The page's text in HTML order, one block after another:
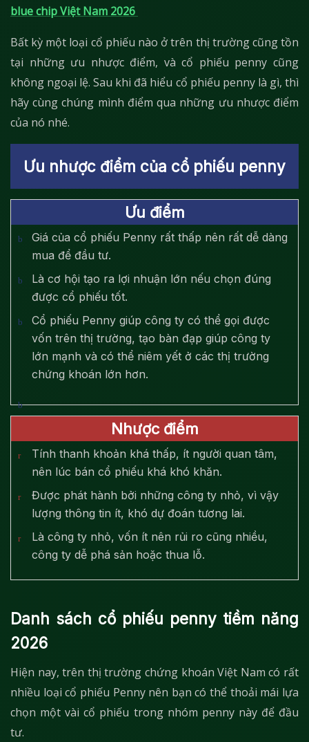
blue chip Việt Nam 2026
Bất kỳ một loại cổ phiếu nào ở trên thị trường cũng tồn
tại những ưu nhược điểm, và cổ phiếu penny cũng
không ngoại lệ. Sau khi đã hiểu cổ phiếu penny là gì, thì
hãy cùng chúng mình điểm qua những ưu nhược điểm
của nó nhé.
Ưu nhược điểm của cổ phiếu penny
Ưu điểm
Giá của cổ phiếu Penny rất thấp nên rất dễ dàng
mua để đầu tư.
Là cơ hội tạo ra lợi nhuận lớn nếu chọn đúng
được cổ phiếu tốt.
Cổ phiếu Penny giúp công ty có thể gọi được
vốn trên thị trường, tạo bàn đạp giúp công ty
lớn mạnh và có thể niêm yết ở các thị trường
chứng khoán lớn hơn.
Nhược điểm
Tính thanh khoản khá thấp, ít người quan tâm,
nên lúc bán cổ phiếu khá khó khăn.
Được phát hành bởi những công ty nhỏ, vì vậy
lượng thông tin ít, khó dự đoán tương lai.
Là công ty nhỏ, vốn ít nên rủi ro cũng nhiều,
công ty dễ phá sản hoặc thua lỗ.
Danh sách cổ phiếu penny tiềm năng
2026
Hiện nay, trên thị trường chứng khoán Việt Nam có rất
nhiều loại cổ phiếu Penny nên bạn có thể thoải mái lựa
chọn một vài cổ phiếu trong nhóm penny này để đầu
tư.